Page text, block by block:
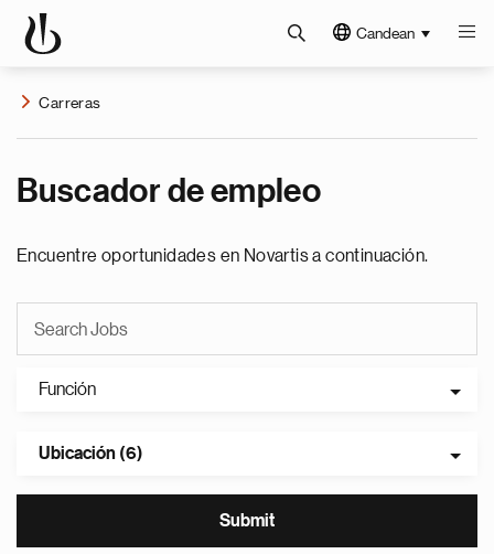
Candean
Carreras
Buscador de empleo
Encuentre oportunidades en Novartis a continuación.
Función
Ubicación (6)